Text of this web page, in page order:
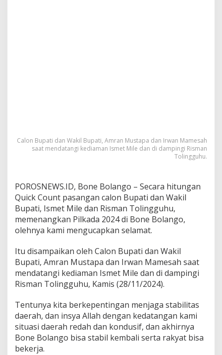
a
n
I
r
w
a
n
Calon Bupati dan Wakil Bupati, Amran Mustapa dan Irwan Mamesah
saat mendatangi kediaman Ismet Mile dan di dampingi Risman
Tolingguhu.
POROSNEWS.ID, Bone Bolango – Secara hitungan
Quick Count pasangan calon Bupati dan Wakil
Bupati, Ismet Mile dan Risman Tolingguhu,
memenangkan Pilkada 2024 di Bone Bolango,
olehnya kami mengucapkan selamat.
Itu disampaikan oleh Calon Bupati dan Wakil
Bupati, Amran Mustapa dan Irwan Mamesah saat
mendatangi kediaman Ismet Mile dan di dampingi
Risman Tolingguhu, Kamis (28/11/2024).
Tentunya kita berkepentingan menjaga stabilitas
daerah, dan insya Allah dengan kedatangan kami
situasi daerah redah dan kondusif, dan akhirnya
Bone Bolango bisa stabil kembali serta rakyat bisa
bekerja.